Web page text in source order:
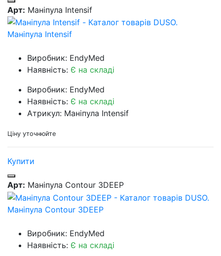
Арт: Маніпула Intensif
Маніпула Intensif
Виробник: EndyMed
Наявність: Є на складі
Виробник: EndyMed
Наявність: Є на складі
Атрикул: Маніпула Intensif
Ціну уточнюйте
Купити
Арт: Маніпула Contour 3DEEP
Маніпула Contour 3DEEP
Виробник: EndyMed
Наявність: Є на складі